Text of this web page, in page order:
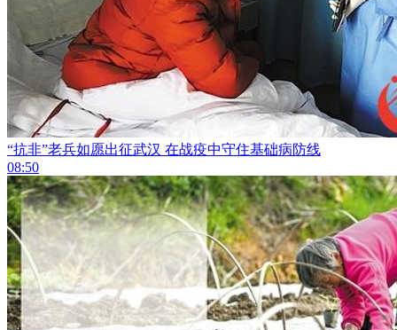
“抗非”老兵如愿出征武汉 在战疫中守住基础病防线
08:50